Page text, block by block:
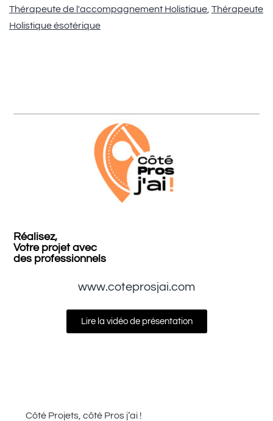
Thérapeute de l'accompagnement Holistique Thérapeute
Holistique ésotérique
Réalisez,
Votre projet avec
des professionnels
www.coteprosjai.com
Lire la vidéo de présentation
Côté Projets, côté Pros j’ai !